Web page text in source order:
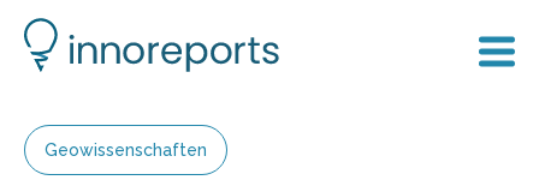
Geowissenschaften